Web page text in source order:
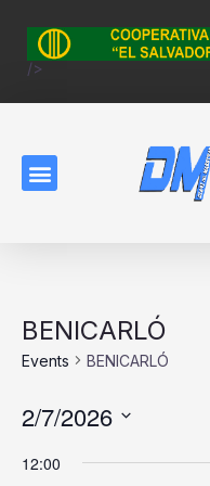
/>
BENICARLÓ
Events BENICARLÓ
2/7/2026
date.
12:00